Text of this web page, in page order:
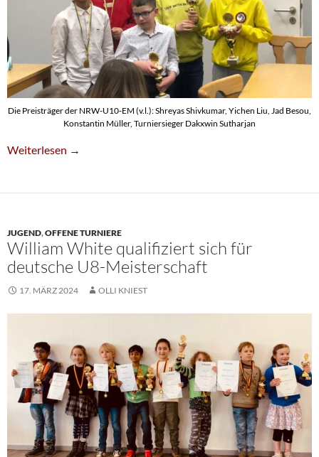
Die Preisträger der NRW-U10-EM (v.l.): Shreyas Shivkumar, Yichen Liu, Jad Besou,
Konstantin Müller, Turniersieger Dakxwin Sutharjan
Shreyas Shivkumar Schafft Qualifikation Für U10-DM
Weiterlesen →
JUGEND,OFFENE TURNIERE
William White qualifiziert sich für
deutsche U8-Meisterschaft
17. MÄRZ 2024 OLLI KNIEST